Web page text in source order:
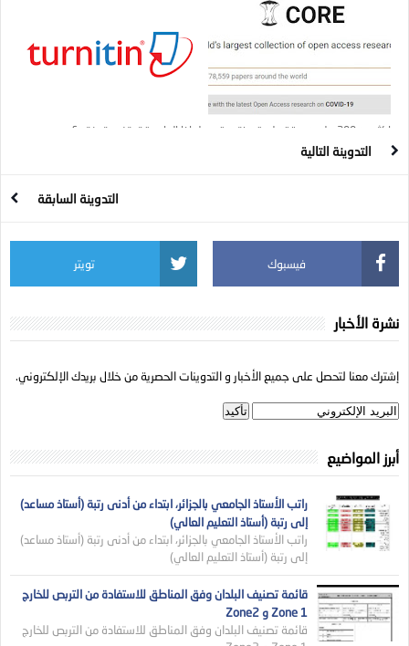
اكثر من 200 مليون ورقة علمية مفتوحة
المصدر من أرقى الجامعات العالمية
لماذا الجامعة تستخدم تورنيتين؟
التدوينة التالية
التدوينة السابقة
فيسبوك تويتر
نشرة الأخبار
إشترك معنا لتحصل على جميع الأخبار و التدوينات الحصرية من خلال بريدك الإلكتروني.
أبرز المواضيع
راتب الأستاذ الجامعي بالجزائر، ابتداء من أدنى رتبة (أستاذ مساعد)
إلى رتبة (أستاذ التعليم العالي)
راتب الأستاذ الجامعي بالجزائر، ابتداء من أدنى رتبة (أستاذ مساعد)
إلى رتبة (أستاذ التعليم العالي)
قائمة تصنيف البلدان وفق المناطق للاستفادة من التربص للخارج
Zone 1 و Zone2
قائمة تصنيف البلدان وفق المناطق للاستفادة من التربص للخارج